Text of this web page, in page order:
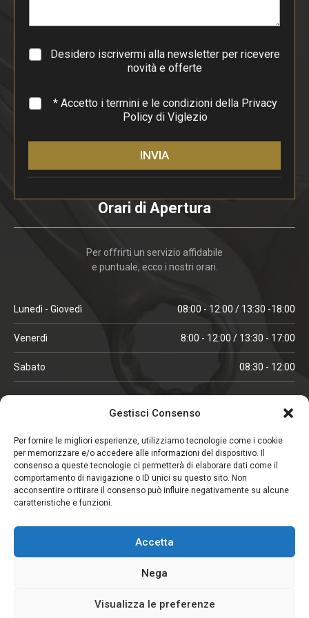
Gestisci Consenso
Per fornire le migliori esperienze, utilizziamo tecnologie come i cookie
per memorizzare e/o accedere alle informazioni del dispositivo. Il
consenso a queste tecnologie ci permetterà di elaborare dati come il
comportamento di navigazione o ID unici su questo sito. Non
acconsentire o ritirare il consenso può influire negativamente su alcune
caratteristiche e funzioni.
Accetta
Nega
Visualizza le preferenze
g
a
f
Desidero iscrivermi alla newsletter per ricevere
novità e offerte
* * Accetto i termini e le condizioni della Privacy
Policydi Viglezio
INVIA
Orari di Apertura
Per offrirti un servizio affidabile
e puntuale, ecco i nostri orari.
Lunedì - Giovedì 08:00 - 12:00 / 13:30 -18:00
Venerdì 8:00 - 12:00 / 13:30 - 17:00
Sabato 08:30 - 12:00
ORARI IN ALTA STAGIONE
Lunedì - Venerdì 08:00 - 12:00 / 13:30 -18:00
Sabato 08:00 - 12:00
CHIUSO IL SABATO
(gennaio, febbraio, agosto, settembre)
Copyright © 2026. Viglezio - Tutti i diritti riservati.